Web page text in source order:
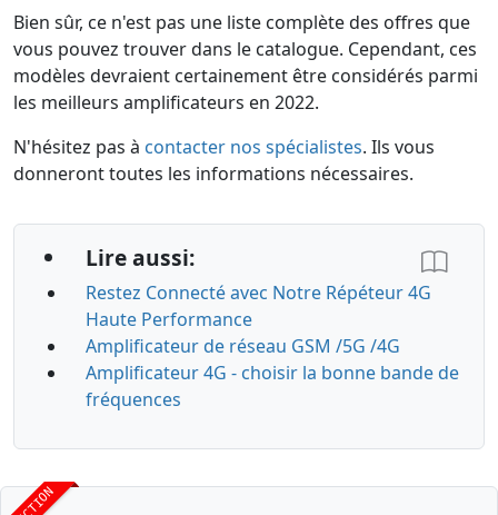
Bien sûr, ce n'est pas une liste complète des offres que
vous pouvez trouver dans le catalogue. Cependant, ces
modèles devraient certainement être considérés parmi
les meilleurs amplificateurs en 2022.
N'hésitez pas à contacter nos spécialistes. Ils vous
donneront toutes les informations nécessaires.
Lire aussi:
Restez Connecté avec Notre Répéteur 4G
Haute Performance
Amplificateur de réseau GSM /5G /4G
Amplificateur 4G - choisir la bonne bande de
fréquences